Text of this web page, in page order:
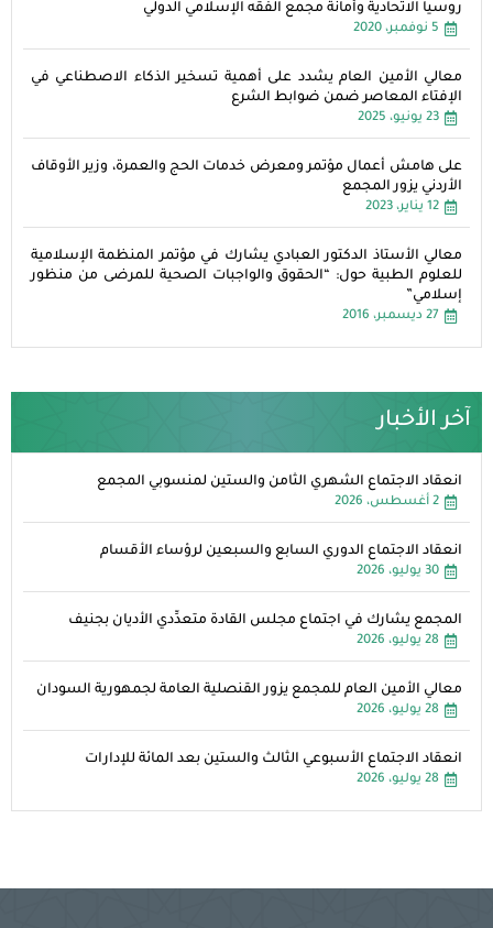
روسيا الاتحادية وأمانة مجمع الفقه الإسلامي الدولي
5 نوفمبر، 2020
معالي الأمين العام يشدد على أهمية تسخير الذكاء الاصطناعي في
الإفتاء المعاصر ضمن ضوابط الشرع
23 يونيو، 2025
على هامش أعمال مؤتمر ومعرض خدمات الحج والعمرة، وزير الأوقاف
الأردني يزور المجمع
12 يناير، 2023
معالي الأستاذ الدكتور العبادي يشارك في مؤتمر المنظمة الإسلامية
للعلوم الطبية حول: “الحقوق والواجبات الصحية للمرضى من منظور
إسلامي”
27 ديسمبر، 2016
آخر الأخبار
انعقاد الاجتماع الشهري الثامن والستين لمنسوبي المجمع
2 أغسطس، 2026
انعقاد الاجتماع الدوري السابع والسبعين لرؤساء الأقسام
30 يوليو، 2026
المجمع يشارك في اجتماع مجلس القادة متعدِّدي الأديان بجنيف
28 يوليو، 2026
معالي الأمين العام للمجمع يزور القنصلية العامة لجمهورية السودان
28 يوليو، 2026
انعقاد الاجتماع الأسبوعي الثالث والستين بعد المائة للإدارات
28 يوليو، 2026